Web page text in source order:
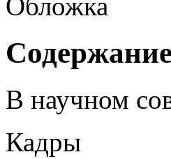
Содержание
В научном
Кадры